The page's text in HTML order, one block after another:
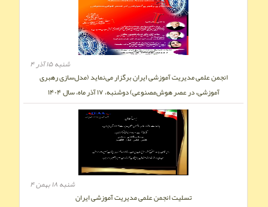
تسلیت انجمن علمی مدیریت آموزشی ایران
شنبه ۱۸ بهمن ۴
انجمن علمی مدیریت آموزشی ایران برگزار می‌نماید (مدل‌سازی رهبری
آموزشی، در عصر هوش‌مصنوعی) دوشنبه، ۱۷ آذر ماه، سال ۱۴۰۴
شنبه ۱۵ آذر ۴